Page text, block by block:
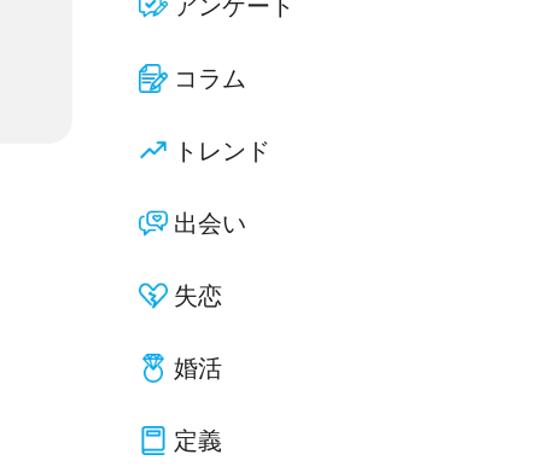
アンケート
コラム
トレンド
出会い
失恋
婚活
定義